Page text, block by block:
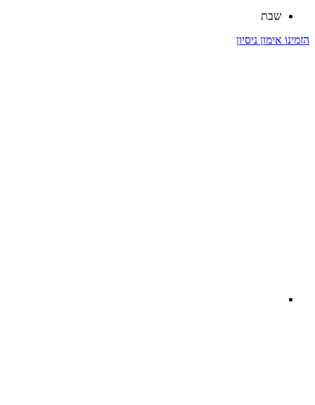
שבת
הזמינו אימון ניסיון